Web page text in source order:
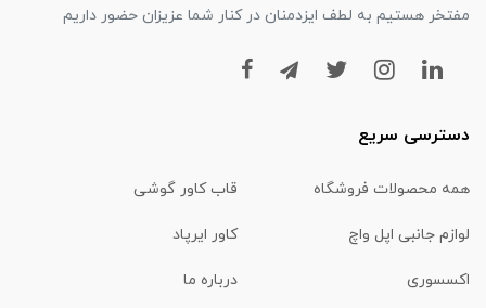
مفتخر هستیم به لطف ایزدمنان در کنار شما عزیزان حضور داریم
دسترسی سریع
همه محصولات فروشگاه قاب کاور گوشی
لوازم جانبی اپل واچ کاور ایرپاد
اکسسوری درباره ما